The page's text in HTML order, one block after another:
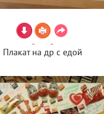
Плакат на др с едой